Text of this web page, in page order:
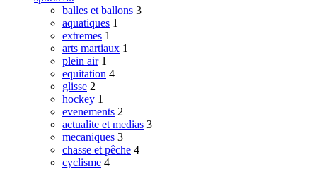
balles et ballons 3
aquatiques 1
extremes 1
arts martiaux 1
plein air 1
equitation 4
glisse 2
hockey 1
evenements 2
actualite et medias 3
mecaniques 3
chasse et pêche 4
cyclisme 4